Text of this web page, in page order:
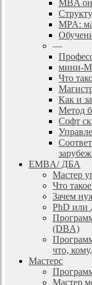
MBA
MPA:
—
мини-
Что
Как и
Метод
Софт
EMBA/ ДБA
Мастер
Что
Зачем
PhD или
(DBА)
что,
Мастерс
Мастер